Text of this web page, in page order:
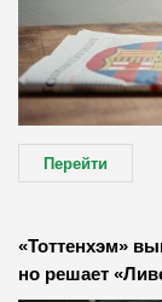
Перейти
«Тоттенхэм»
но решает